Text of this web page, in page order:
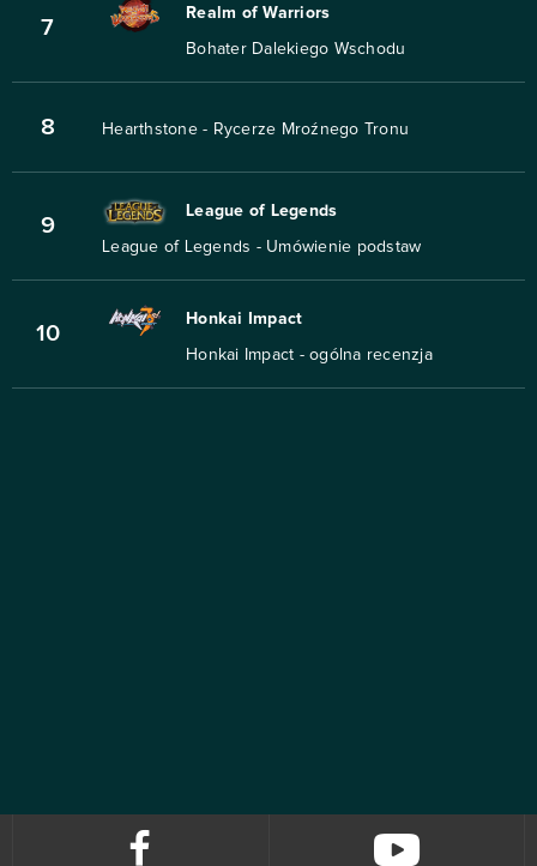
7
Realm of Warriors
Bohater Dalekiego Wschodu
8 Hearthstone - Rycerze Mroźnego Tronu
9
League of Legends
League of Legends - Umówienie podstaw
10
Honkai Impact
Honkai Impact - ogólna recenzja